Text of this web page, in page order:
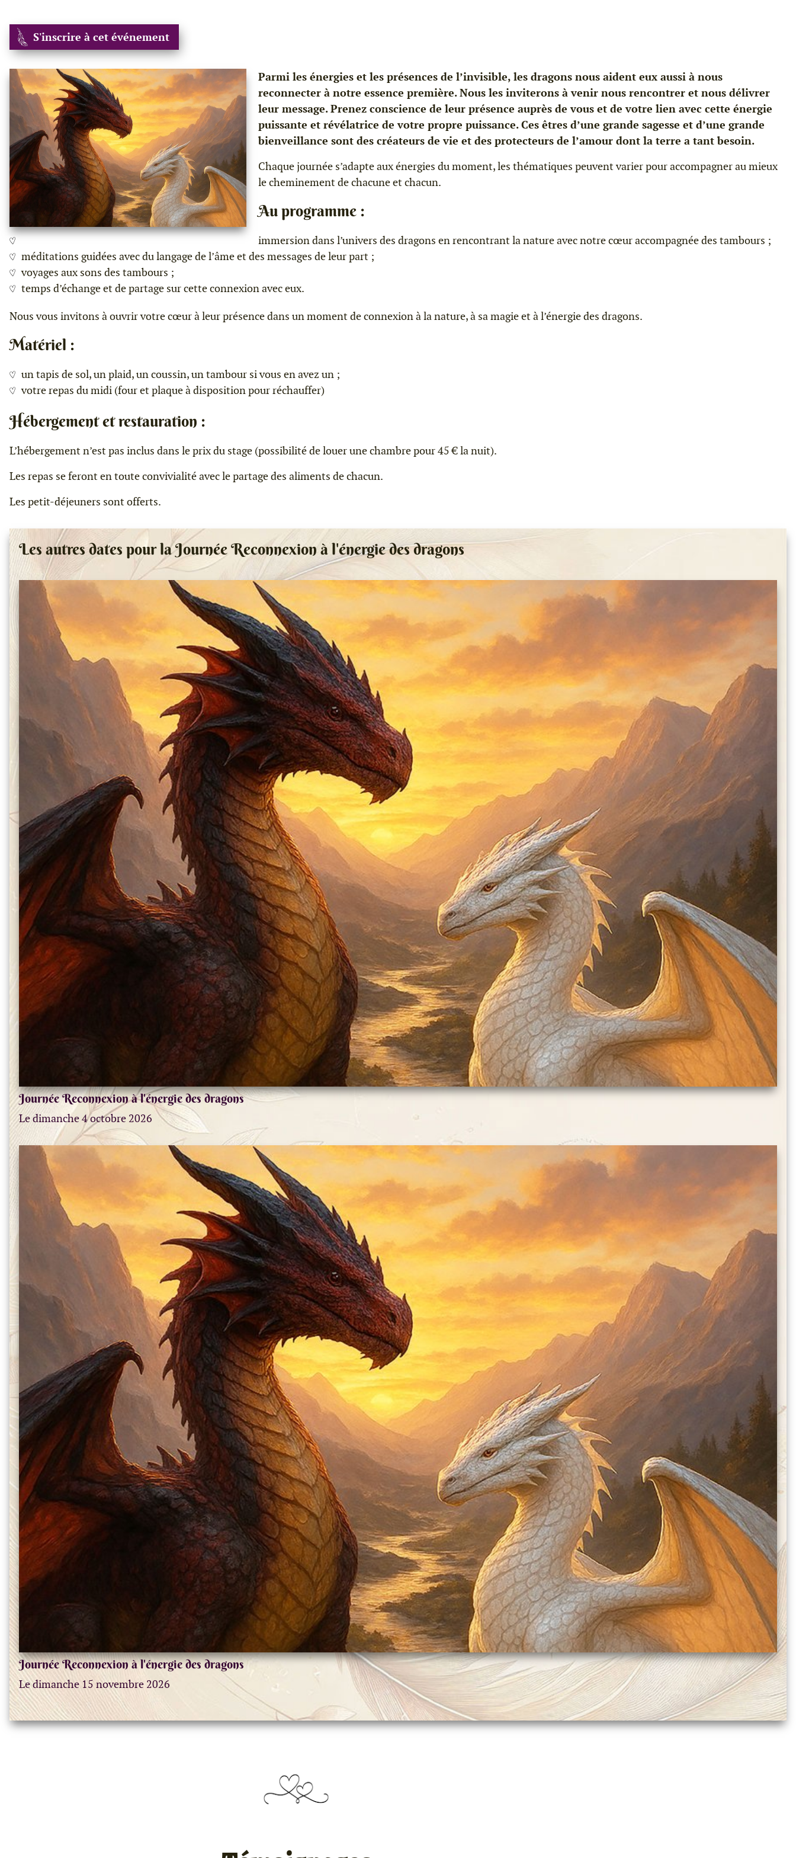
S'inscrire à cet événement
Parmi les énergies et les présences de l’invisible, les dragons nous aident eux aussi à nous
reconnecter à notre essence première. Nous les inviterons à venir nous rencontrer et nous délivrer
leur message. Prenez conscience de leur présence auprès de vous et de votre lien avec cette énergie
puissante et révélatrice de votre propre puissance. Ces êtres d’une grande sagesse et d’une grande
bienveillance sont des créateurs de vie et des protecteurs de l’amour dont la terre a tant besoin.
Chaque journée s’adapte aux énergies du moment, les thématiques peuvent varier pour accompagner au mieux
le cheminement de chacune et chacun.
Au programme :
immersion dans l’univers des dragons en rencontrant la nature avec notre cœur accompagnée des tambours ;
méditations guidées avec du langage de l’âme et des messages de leur part ;
voyages aux sons des tambours ;
temps d’échange et de partage sur cette connexion avec eux.
Nous vous invitons à ouvrir votre cœur à leur présence dans un moment de connexion à la nature, à sa magie et à l’énergie des dragons.
Matériel :
un tapis de sol, un plaid, un coussin, un tambour si vous en avez un ;
votre repas du midi (four et plaque à disposition pour réchauffer)
Hébergement et restauration :
L’hébergement n’est pas inclus dans le prix du stage (possibilité de louer une chambre pour 45 € la nuit).
Les repas se feront en toute convivialité avec le partage des aliments de chacun.
Les petit-déjeuners sont offerts.
Les autres dates pour la Journée Reconnexion à l'énergie des dragons
Journée Reconnexion à l'énergie des dragons
Le dimanche 4 octobre 2026
Journée Reconnexion à l'énergie des dragons
Le dimanche 15 novembre 2026